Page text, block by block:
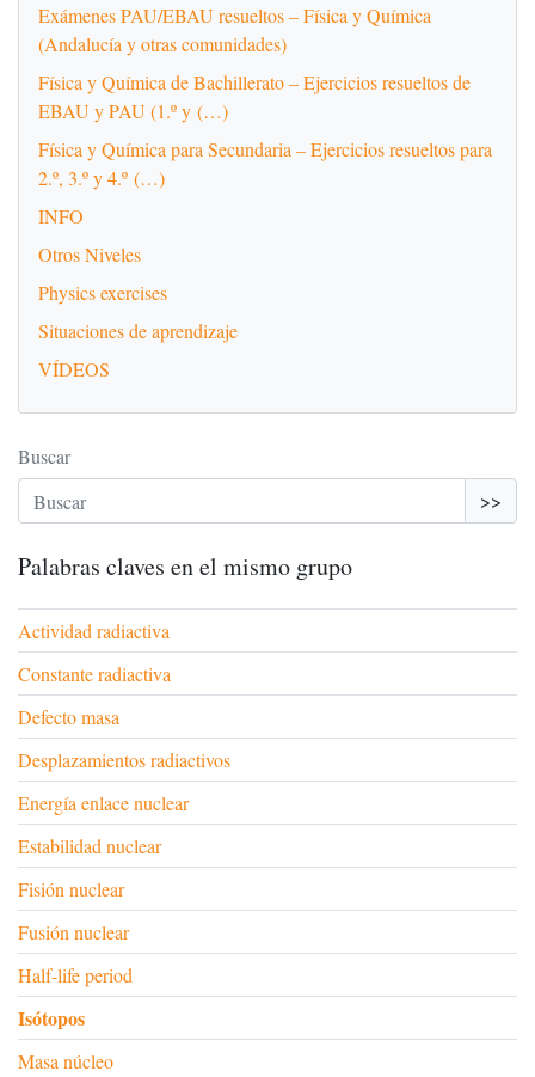
Exámenes PAU/EBAU resueltos – Física y Química
(Andalucía y otras comunidades)
Física y Química de Bachillerato – Ejercicios resueltos de
EBAU y PAU (1.º y (…)
Física y Química para Secundaria – Ejercicios resueltos para
2.º, 3.º y 4.º (…)
INFO
Otros Niveles
Physics exercises
Situaciones de aprendizaje
VÍDEOS
Buscar
>>
Palabras claves en el mismo grupo
Actividad radiactiva
Constante radiactiva
Defecto masa
Desplazamientos radiactivos
Energía enlace nuclear
Estabilidad nuclear
Fisión nuclear
Fusión nuclear
Half-life period
Isótopos
Masa núcleo